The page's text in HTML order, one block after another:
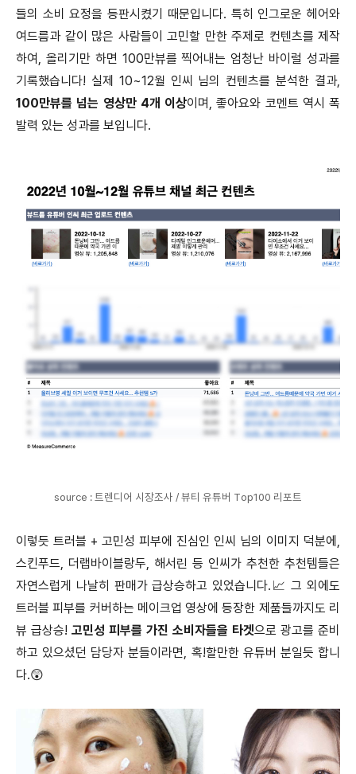
들의 소비 요정을 등판시켰기 때문입니다. 특히 인그로운 헤어와
여드름과 같이 많은 사람들이 고민할 만한 주제로 컨텐츠를 제작
하여, 올리기만 하면 100만뷰를 찍어내는 엄청난 바이럴 성과를
기록했습니다! 실제 10~12월 인씨 님의 컨텐츠를 분석한 결과,
100만뷰를 넘는 영상만 4개 이상이며, 좋아요와 코멘트 역시 폭
발력 있는 성과를 보입니다.
source : 트렌디어 시장조사 / 뷰티 유튜버 Top100 리포트
이렇듯 트러블 + 고민성 피부에 진심인 인씨 님의 이미지 덕분에,
스킨푸드, 더랩바이블랑두, 해서린 등 인씨가 추천한 추천템들은
자연스럽게 나날히 판매가 급상승하고 있었습니다.📈 그 외에도
트러블 피부를 커버하는 메이크업 영상에 등장한 제품들까지도 리
뷰 급상승! 고민성 피부를 가진 소비자들을 타겟으로 광고를 준비
하고 있으셨던 담당자 분들이라면, 혹!할만한 유튜버 분일듯 합니
다.😲